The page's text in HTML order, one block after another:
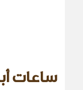
ساعات